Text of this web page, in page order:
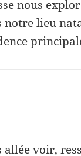
nous
notre lieu
allée voir,